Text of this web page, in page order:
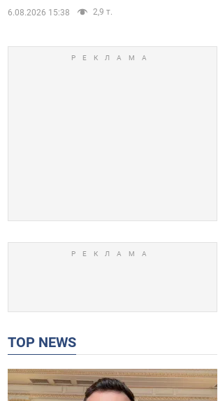
6.08.2026 15:38 2,9 т.
TOP NEWS